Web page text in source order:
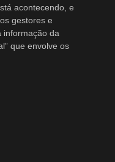
acontecendo, e
gestores e
informação da
que envolve os